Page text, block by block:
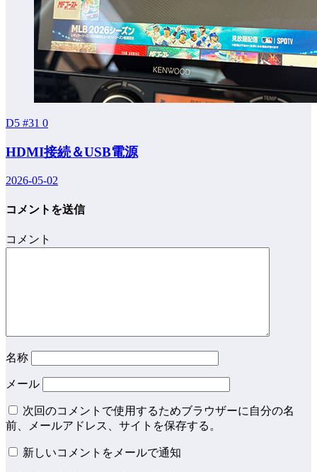
D5 #31 0
HDMI接続＆USB電源
2026-05-02
コメントを送信
コメント
名称
メール
次回のコメントで使用するためブラウザーに自分の名
前、メールアドレス、サイトを保存する。
新しいコメントをメールで通知